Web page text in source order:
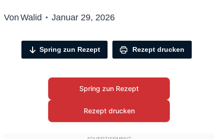
Von Walid Januar 29, 2026
Spring zun Rezept Rezept drucken
Spring zun Rezept
Rezept drucken